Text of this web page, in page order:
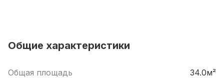
Общие характеристики
Общая площадь
34.0м²